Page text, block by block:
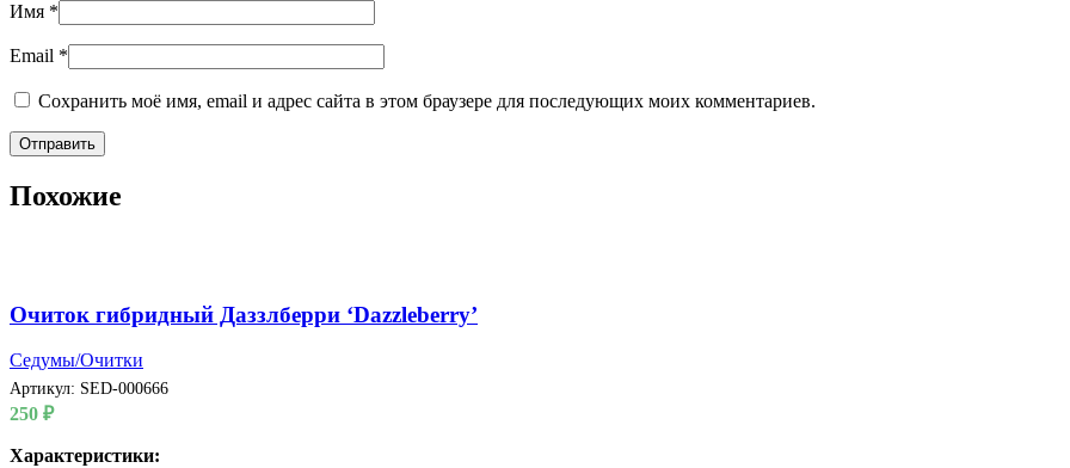
Имя *
Email *
Сохранить моё имя, email и адрес сайта в этом браузере для последующих моих комментариев.
Похожие
Очиток гибридный Даззлберри ‘Dazzleberry’
Седумы/Очитки
Артикул: SED-000666
250 ₽
Характеристики: